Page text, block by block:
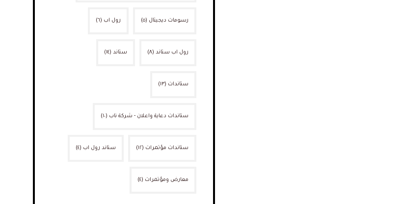
رسومات ديجيتال (٥) رول اب (٦)
رول اب ستاند(٨) ستاند(١٤)
ستاندات (١٣)
ستاندات دعاية واعلان - شركة ناب (١٠)
ستاندات مؤتمرات (١٢) ستاند رول اب (٤)
معارض ومؤتمرات (٤)